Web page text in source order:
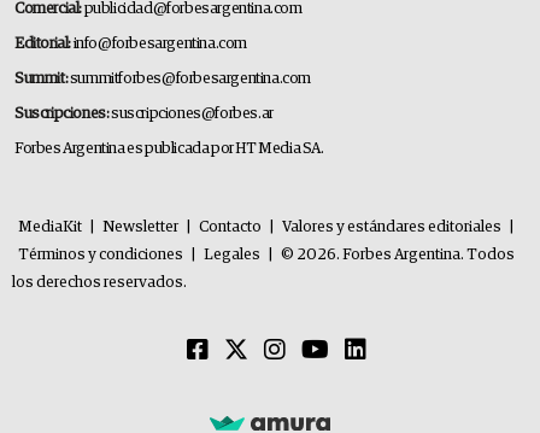
Comercial:publicidad@forbesargentina.com
Editorial:info@forbesargentina.com
Summit:summitforbes@forbesargentina.com
Suscripciones:suscripciones@forbes.ar
Forbes Argentina es publicada por HT Media SA.
MediaKit Newsletter Contacto Valores y estándares editoriales
Términos y condiciones
Legales
© 2026. Forbes Argentina. Todos
los derechos reservados.